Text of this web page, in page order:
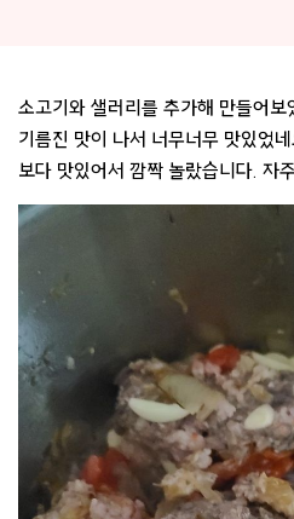
소고기와 샐러리를 추가해 만들어
기름진 맛이 나서 너무너무 맛있었
보다 맛있어서 깜짝 놀랐습니다. 자